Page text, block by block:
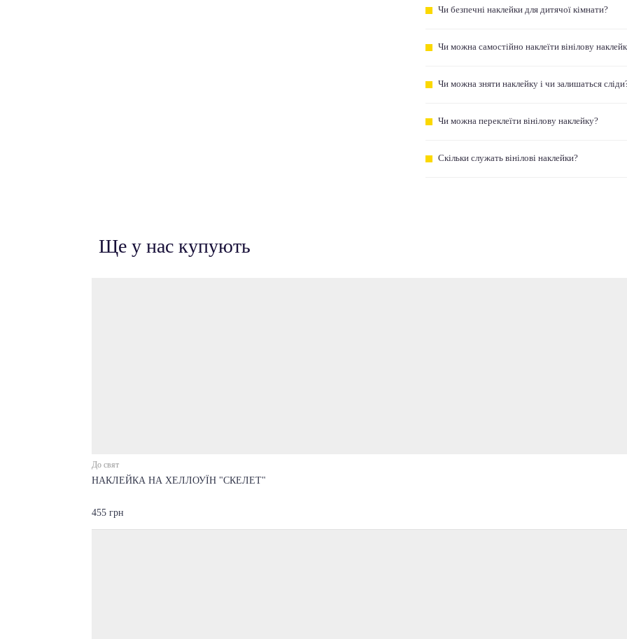
Чи безпечні наклейки для дитячої кімнати?
Чи можна самостійно наклеїти вінілову
Чи можна зняти наклейку і чи залишаться
Чи можна переклеїти вінілову наклейку?
Скільки служать вінілові наклейки?
Ще у нас купують
До свят
НАКЛЕЙКА НА ХЕЛЛОУЇН "СКЕЛЕТ"
455 грн